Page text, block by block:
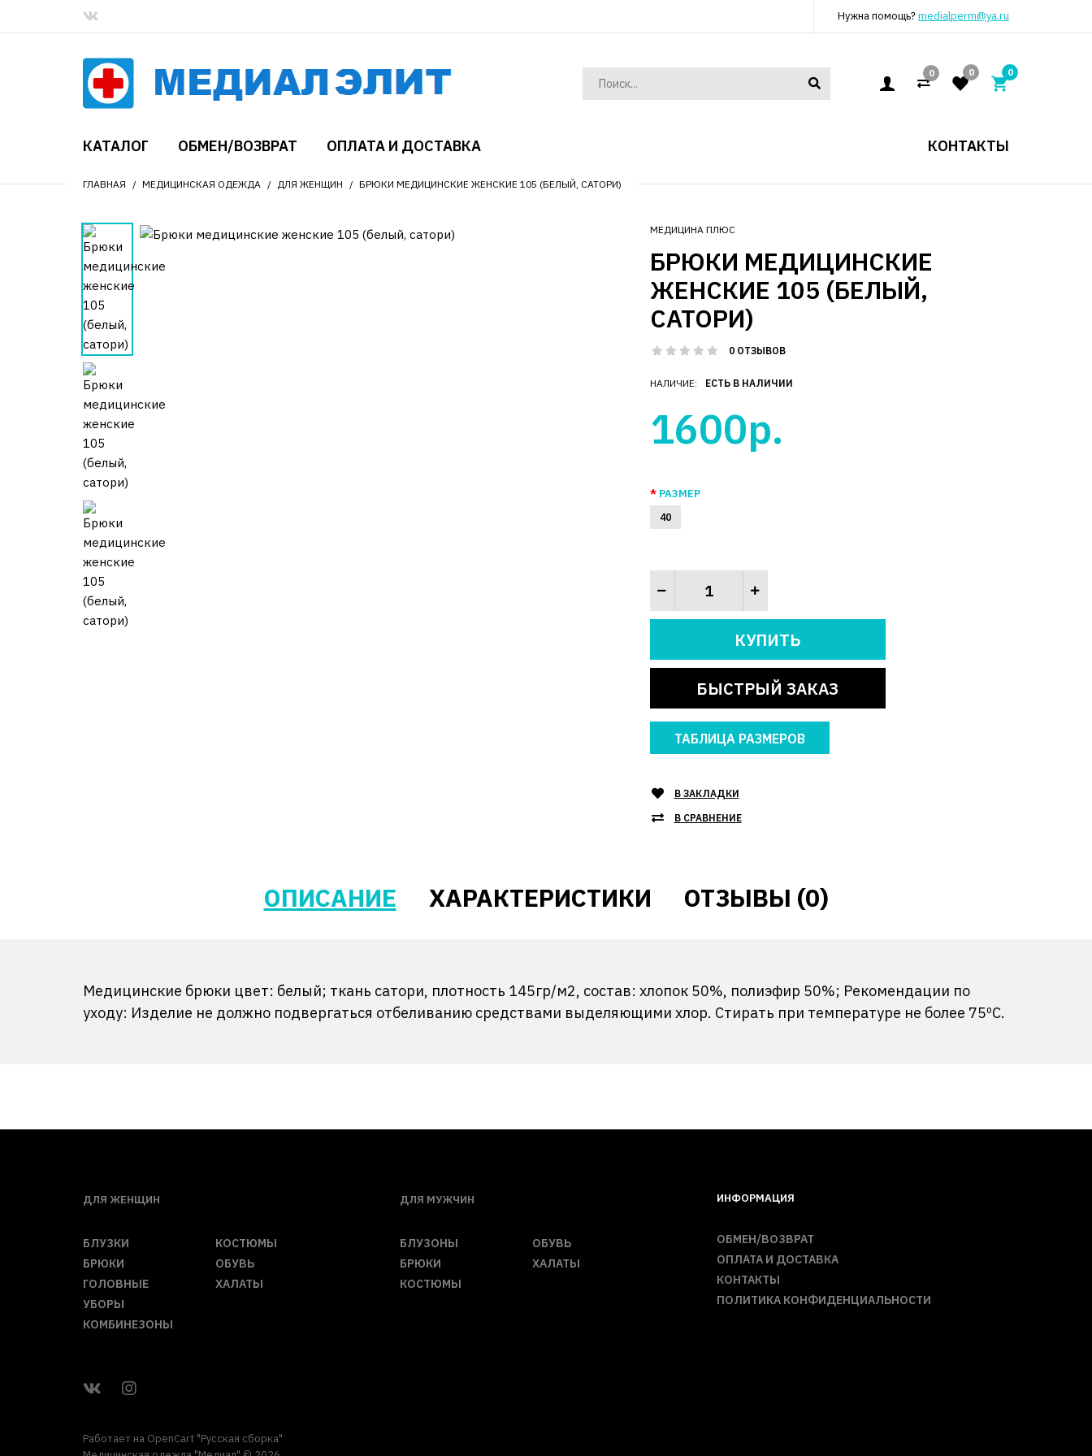
Нужна помощь?medialperm@ya.ru
0 0 0
КАТАЛОГ ОБМЕН/ВОЗВРАТ ОПЛАТА И ДОСТАВКА КОНТАКТЫ
ГЛАВНАЯ МЕДИЦИНСКАЯ ОДЕЖДА ДЛЯ ЖЕНЩИН БРЮКИ МЕДИЦИНСКИЕ ЖЕНСКИЕ 105 (БЕЛЫЙ, САТОРИ)
МЕДИЦИНА ПЛЮС
БРЮКИ МЕДИЦИНСКИЕ
ЖЕНСКИЕ 105 (БЕЛЫЙ,
САТОРИ)
0 ОТЗЫВОВ
НАЛИЧИЕ: ЕСТЬ В НАЛИЧИИ
1600р.
РАЗМЕР
40
БЫСТРЫЙ ЗАКАЗ
ТАБЛИЦА РАЗМЕРОВ
В ЗАКЛАДКИ
В СРАВНЕНИЕ
ОПИСАНИЕ ХАРАКТЕРИСТИКИ ОТЗЫВЫ (0)
Медицинские брюки цвет: белый; ткань сатори, плотность 145гр/м2, состав: хлопок 50%, полиэфир 50%; Рекомендации по
уходу: Изделие не должно подвергаться отбеливанию средствами выделяющими хлор. Стирать при температуре не более 75ºС.
ДЛЯ ЖЕНЩИН
БЛУЗКИ
БРЮКИ
ГОЛОВНЫЕ
УБОРЫ
КОМБИНЕЗОНЫ
КОСТЮМЫ
ОБУВЬ
ХАЛАТЫ
ДЛЯ МУЖЧИН
БЛУЗОНЫ
БРЮКИ
КОСТЮМЫ
ОБУВЬ
ХАЛАТЫ
ИНФОРМАЦИЯ
ОБМЕН/ВОЗВРАТ
ОПЛАТА И ДОСТАВКА
КОНТАКТЫ
ПОЛИТИКА КОНФИДЕНЦИАЛЬНОСТИ
Работает на OpenCart "Русская сборка"